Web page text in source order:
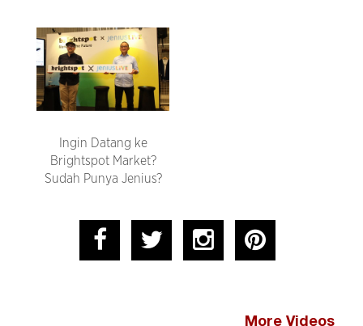
Ingin Datang ke
Brightspot Market?
Sudah Punya Jenius?
More Videos